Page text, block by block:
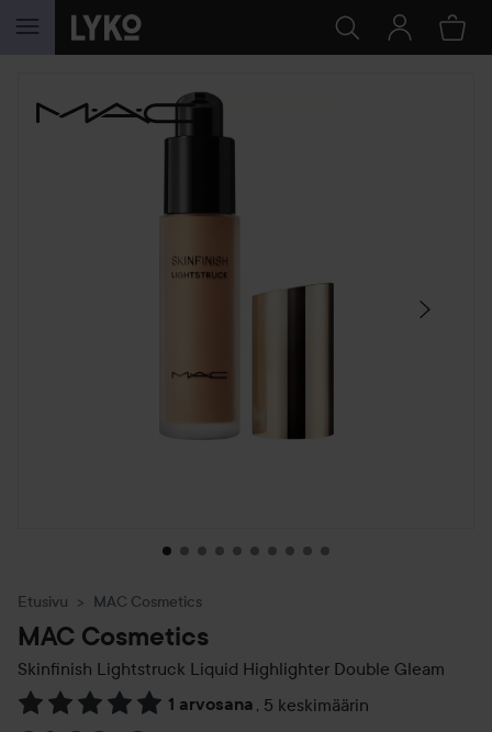
SIIRTYÄ JHK SISÄLTÖÖN
OHITA OSIO
Etusivu MAC Cosmetics
MAC Cosmetics
Skinfinish Lightstruck Liquid Highlighter Double Gleam
1 arvosana , 5 keskimäärin
Siirtyä jhk Arvosana & kommentit